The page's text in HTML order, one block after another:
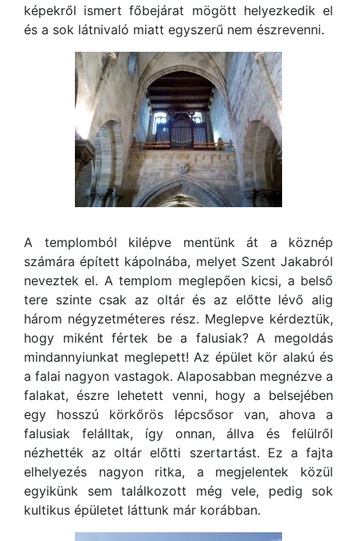
képekről ismert főbejárat mögött helyezkedik el
és a sok látnivaló miatt egyszerű nem észrevenni.
A templomból kilépve mentünk át a köznép
számára épített kápolnába, melyet Szent Jakabról
neveztek el. A templom meglepően kicsi, a belső
tere szinte csak az oltár és az előtte lévő alig
három négyzetméteres rész. Meglepve kérdeztük,
hogy miként fértek be a falusiak? A megoldás
mindannyiunkat meglepett! Az épület kör alakú és
a falai nagyon vastagok. Alaposabban megnézve a
falakat, észre lehetett venni, hogy a belsejében
egy hosszú körkőrös lépcsősor van, ahova a
falusiak felálltak, így onnan, állva és felülről
nézhették az oltár előtti szertartást. Ez a fajta
elhelyezés nagyon ritka, a megjelentek közül
egyikünk sem találkozott még vele, pedig sok
kultikus épületet láttunk már korábban.